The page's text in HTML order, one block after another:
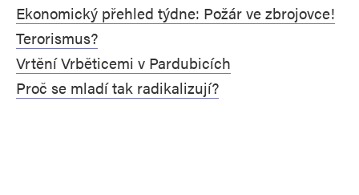
Ekonomický přehled týdne: Požár ve zbrojovce!
Terorismus?
Vrtění Vrběticemi v Pardubicích
Proč se mladí tak radikalizují?